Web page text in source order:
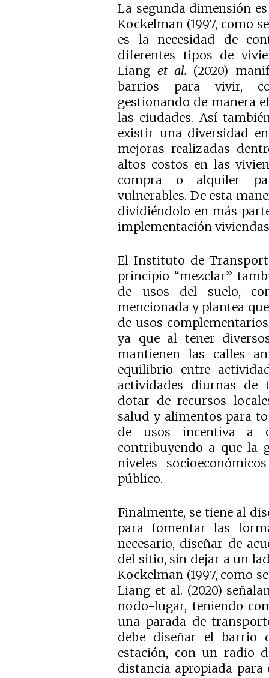
La segunda dimensión
Kockelman (1997, como
es la necesidad de
diferentes tipos de
Liang et al. (2020)
barrios para vivir,
gestionando de manera
las ciudades. Así
existir una diversidad
mejoras realizadas
altos costos en las
compra o alquiler
vulnerables. De esta
dividiéndolo en más
implementación
El Instituto de
principio “mezclar”
de usos del suelo,
mencionada y plantea
de usos
ya que al tener
mantienen las calles
equilibrio entre
actividades diurnas de
dotar de recursos
salud y alimentos para
de usos incentiva a
contribuyendo a que la
niveles
público.
Finalmente, se tiene al
para fomentar las
necesario, diseñar de
del sitio, sin dejar a un
Kockelman (1997, como
Liang et al. (2020)
nodo-lugar, teniendo
una parada de
debe diseñar el barrio
estación, con un radio
distancia apropiada